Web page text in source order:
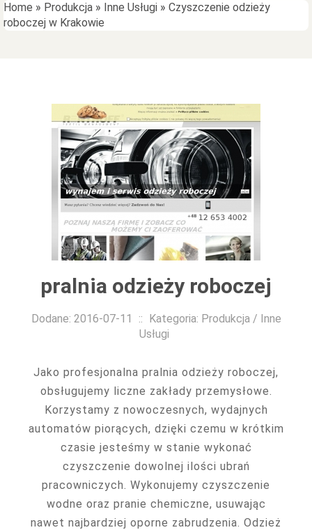
Home » Produkcja » Inne Usługi » Czyszczenie odzieży
roboczej w Krakowie
pralnia odzieży roboczej
Dodane: 2016-07-11 :: Kategoria: Produkcja / Inne
Usługi
Jako profesjonalna pralnia odzieży roboczej,
obsługujemy liczne zakłady przemysłowe.
Korzystamy z nowoczesnych, wydajnych
automatów piorących, dzięki czemu w krótkim
czasie jesteśmy w stanie wykonać
czyszczenie dowolnej ilości ubrań
pracowniczych. Wykonujemy czyszczenie
wodne oraz pranie chemiczne, usuwając
nawet najbardziej oporne zabrudzenia. Odzież